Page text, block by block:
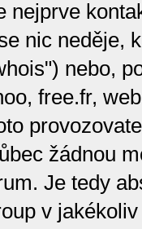
nejprve
nic neděje,
nebo,
free.fr,
žádnou
Je tedy
v